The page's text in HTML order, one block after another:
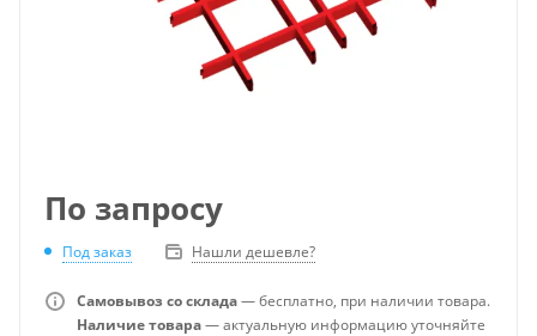
По запросу
Под заказ Нашли дешевле?
Самовывоз со склада— бесплатно, при наличии товара.
Наличие товара— актуальную информацию уточняйте